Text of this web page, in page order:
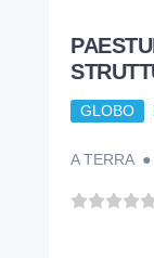
GLOBO
A TERRA